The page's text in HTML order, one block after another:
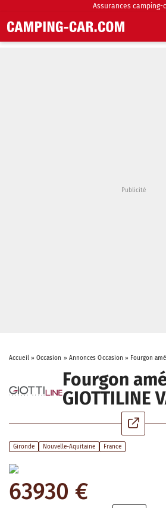
Assurances camping-
Accueil» Occasion » Annonces Occasion » Fourgon
Fourgon
GIOTTILINE
Gironde Nouvelle-Aquitaine France
63930 €